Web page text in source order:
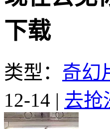
下载
类型： 奇幻
12-14 | 去抢